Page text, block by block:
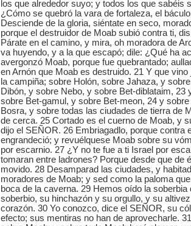
los que alrededor suyo; y todos los que sabéis
¿Cómo se quebró la vara de fortaleza, el
Desciende de la gloria, siéntate en seco,
porque el destruidor de Moab subió contra ti,
Párate en el camino, y mira, oh moradora de
va huyendo, y a la que escapó; dile: ¿Qué ha
avergonzó Moab, porque fue quebrantado;
en Arnón que Moab es destruido. 21 Y que
la campiña; sobre Holón, sobre Jahaza, y
Dibón, y sobre Nebo, y sobre Bet-diblataim, 23
sobre Bet-gamul, y sobre Bet-meon, 24 y
Bosra, y sobre todas las ciudades de tierra de
de cerca. 25 Cortado es el cuerno de Moab, y
dijo el SEÑOR. 26 Embriagadlo, porque contra
engrandeció; y revuélquese Moab sobre su
por escarnio. 27 ¿Y no te fue a ti Israel por
tomaran entre ladrones? Porque desde que de
movido. 28 Desamparad las ciudades, y
moradores de Moab; y sed como la paloma
boca de la caverna. 29 Hemos oído la
soberbio, su hinchazón y su orgullo, y su
corazón. 30 Yo conozco, dice el SEÑOR, su
efecto; sus mentiras no han de aprovecharle.